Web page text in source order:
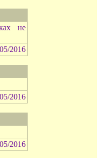
не
2016
2016
2016